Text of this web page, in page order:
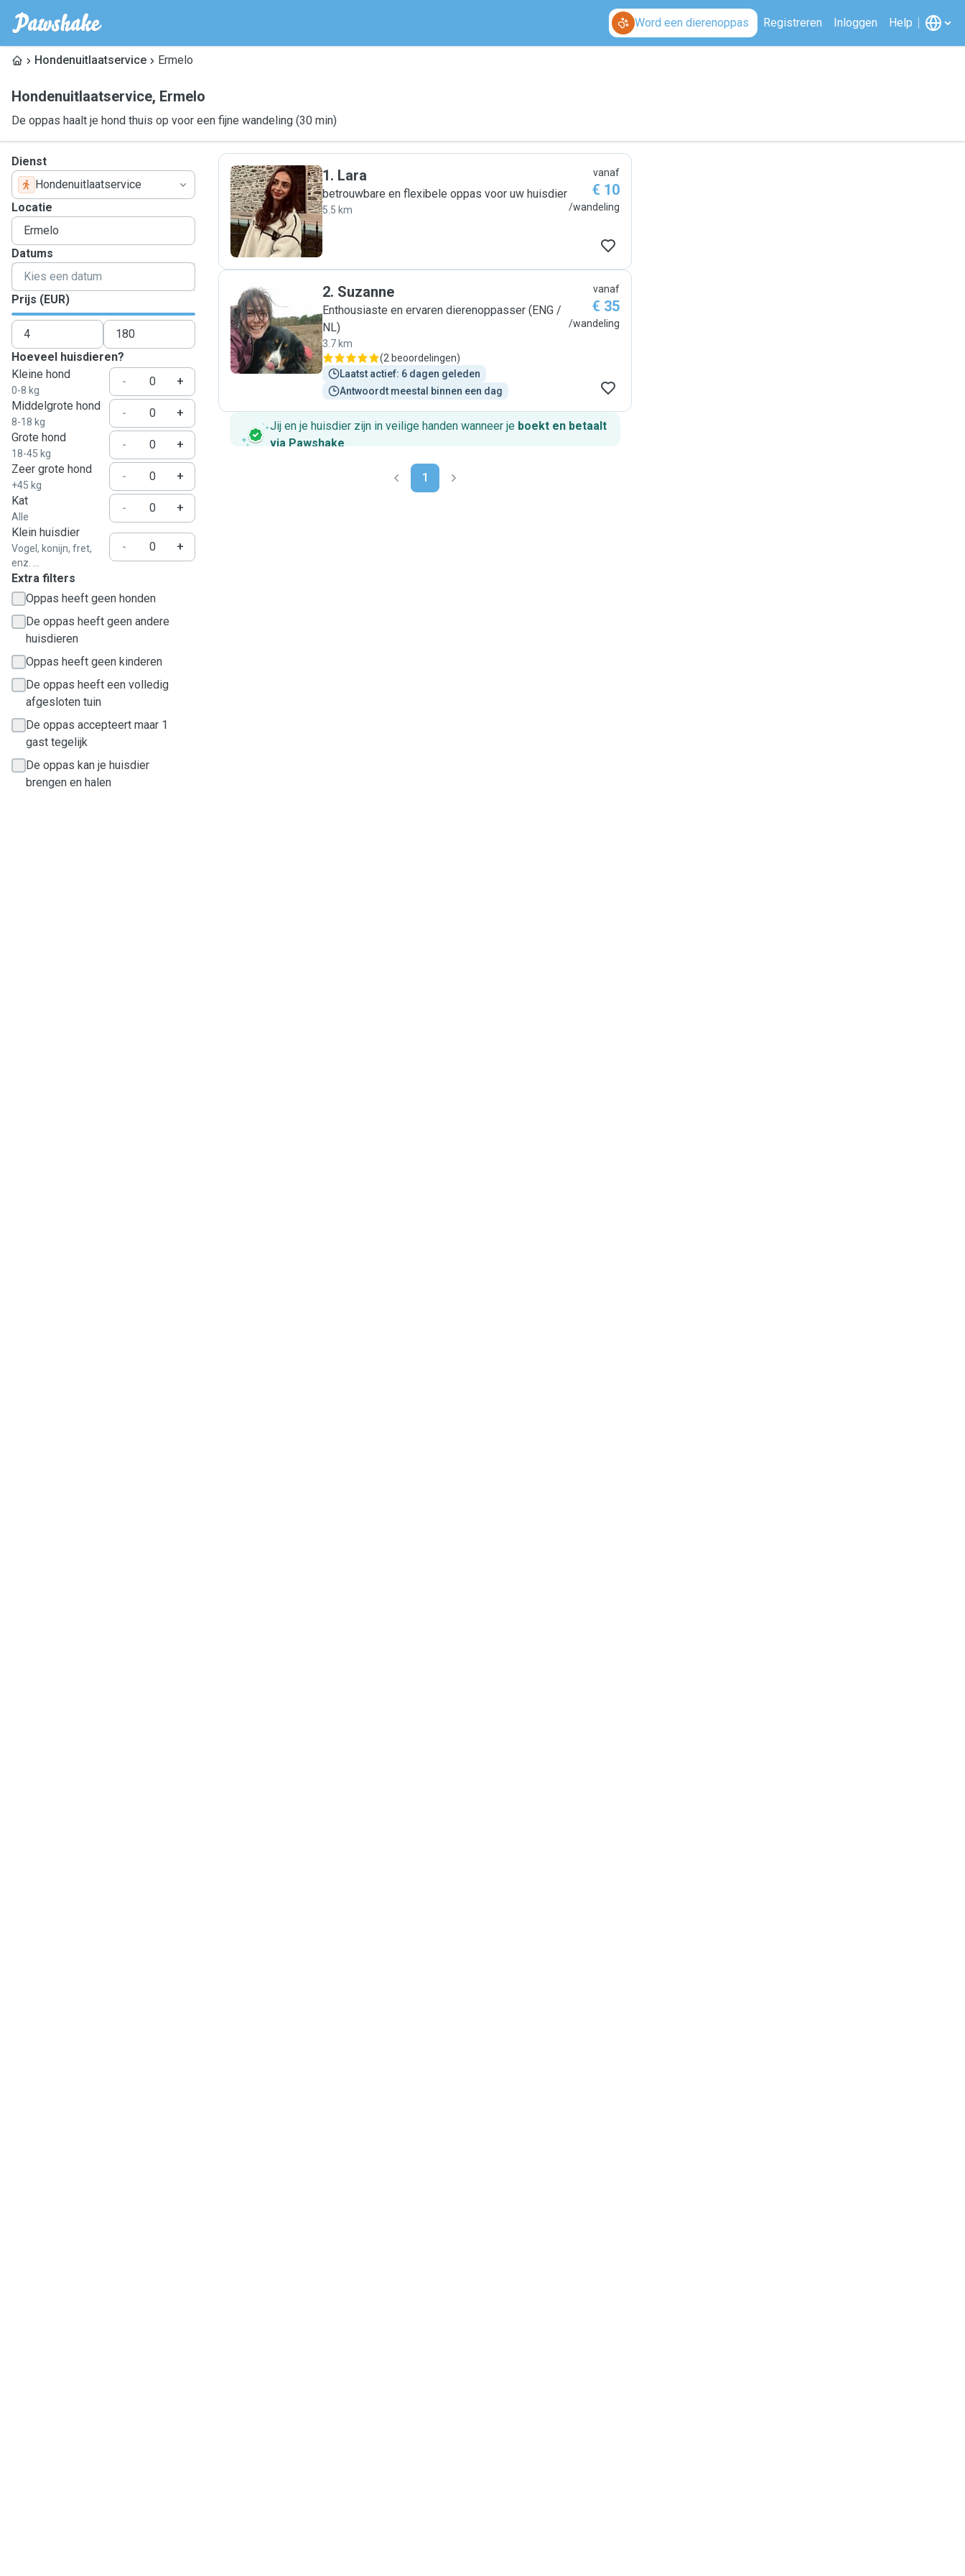
Word een dierenoppas Registreren Inloggen Help
Hondenuitlaatservice Ermelo
Hondenuitlaatservice, Ermelo
De oppas haalt je hond thuis op voor een fijne wandeling (30 min)
Dienst
Hondenuitlaatservice
Locatie
Datums
Prijs (EUR)
Hoeveel huisdieren?
Kleine hond
0-8 kg
-
+
Middelgrote hond
8-18 kg
-
+
Grote hond
18-45 kg
-
+
Zeer grote hond
+45 kg
-
+
Kat
Alle
-
+
Klein huisdier
Vogel, konijn, fret,
enz. ...
- +
Extra filters
Oppas heeft geen honden
De oppas heeft geen andere
huisdieren
Oppas heeft geen kinderen
De oppas heeft een volledig
afgesloten tuin
De oppas accepteert maar 1
gast tegelijk
De oppas kan je huisdier
brengen en halen
L
1. Lara
betrouwbare en flexibele oppas voor uw huisdier
5.5 km
vanaf
€ 10
/wandeling
S
2. Suzanne
Enthousiaste en ervaren dierenoppasser (ENG /
NL)
3.7 km
(2 beoordelingen)
Laatst actief: 6 dagen geleden
Antwoordt meestal binnen een dag
vanaf
€ 35
/wandeling
Jij en je huisdier zijn in veilige handen wanneer je boekt en betaalt
via Pawshake.
1